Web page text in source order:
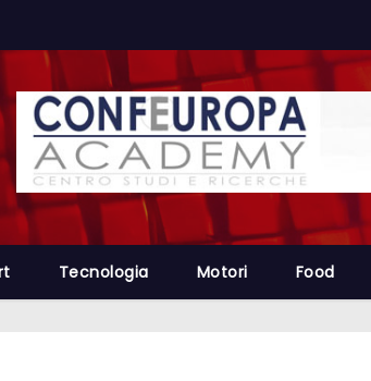
Tecnologia Motori Food